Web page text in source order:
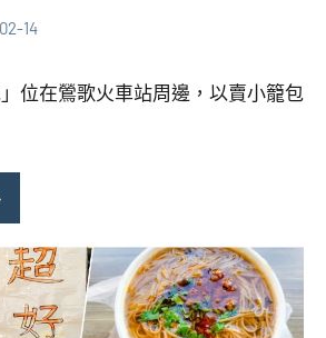
14
」位在鶯歌火車站周邊，以賣小籠包